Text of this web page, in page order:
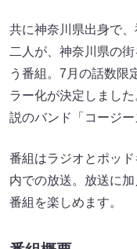
共に神奈川県出身で
二人が、神奈川県の
う番組。7月の話数限
ラー化が決定しまし
説のバンド「コージー
番組はラジオとポッ
内での放送。放送に
番組を楽しめます。